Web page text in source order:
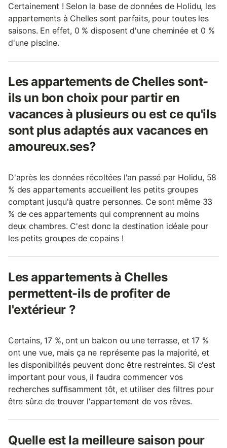
Certainement ! Selon la base de données de Holidu, les
appartements à Chelles sont parfaits, pour toutes les
saisons. En effet, 0 % disposent d'une cheminée et 0 %
d'une piscine.
Les appartements de Chelles sont-
ils un bon choix pour partir en
vacances à plusieurs ou est ce qu'ils
sont plus adaptés aux vacances en
amoureux.ses?
D'après les données récoltées l'an passé par Holidu, 58
% des appartements accueillent les petits groupes
comptant jusqu'à quatre personnes. Ce sont même 33
% de ces appartements qui comprennent au moins
deux chambres. C'est donc la destination idéale pour
les petits groupes de copains !
Les appartements à Chelles
permettent-ils de profiter de
l'extérieur ?
Certains, 17 %, ont un balcon ou une terrasse, et 17 %
ont une vue, mais ça ne représente pas la majorité, et
les disponibilités peuvent donc être restreintes. Si c'est
important pour vous, il faudra commencer vos
recherches suffisamment tôt, et utiliser des filtres pour
être sûr.e de trouver l'appartement de vos rêves.
Quelle est la meilleure saison pour